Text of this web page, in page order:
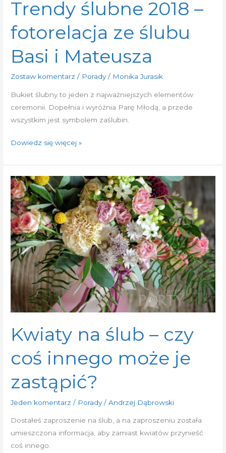
Trendy ślubne 2018 –
fotorelacja ze ślubu
Basi i Mateusza
Zostaw komentarz / Porady/ Monika Jurasik
Bukiet ślubny to jeden z najważniejszych elementów
ceremonii. Dopełnia i wyróżnia Parę Młodą, a przede
wszystkim jest symbolem zaślubin.
Dowiedz się więcej »
Kwiaty na ślub – czy
coś innego może je
zastąpić?
Jeden komentarz / Porady/Andrzej Dąbrowski
Dostałeś zaproszenie na ślub, a na zaproszeniu została
umieszczona informacja, aby zamiast kwiatów przynieść
coś innego.
Kwiaty
na
ślub
–
czy
coś
innego
może
zastąpić?